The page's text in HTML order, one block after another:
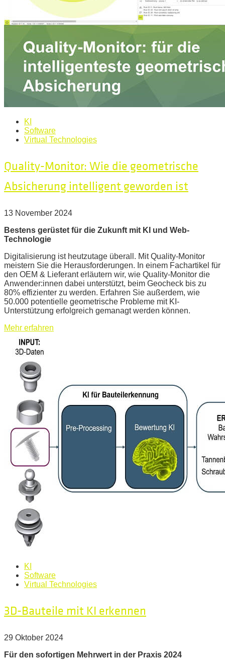
KI
Software
Virtual Technologies
Quality-Monitor: Wie die geometrische
Absicherung intelligent geworden ist
13 November 2024
Bestens gerüstet für die Zukunft mit KI und Web-
Technologie
Digitalisierung ist heutzutage überall. Mit Quality-Monitor
meistern Sie die Herausforderungen. In einem Fachartikel für
den OEM & Lieferant erläutern wir, wie Quality-Monitor die
Anwender:innen dabei unterstützt, beim Geocheck bis zu
80% effizienter zu werden. Erfahren Sie außerdem, wie
50.000 potentielle geometrische Probleme mit KI-
Unterstützung erfolgreich gemanagt werden können.
Mehr erfahren
KI
Software
Virtual Technologies
3D-Bauteile mit KI erkennen
29 Oktober 2024
Für den sofortigen Mehrwert in der Praxis 2024